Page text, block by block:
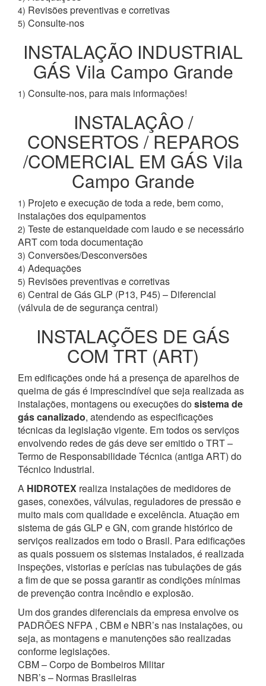
4) Revisões preventivas e corretivas
5) Consulte-nos
INSTALAÇÃO INDUSTRIAL
GÁS Vila Campo Grande
1) Consulte-nos, para mais informações!
INSTALAÇÂO /
CONSERTOS / REPAROS
/COMERCIAL EM GÁS Vila
Campo Grande
1) Projeto e execução de toda a rede, bem como,
instalações dos equipamentos
2) Teste de estanqueidade com laudo e se necessário
ART com toda documentação
3) Conversões/Desconversões
4) Adequações
5) Revisões preventivas e corretivas
6) Central de Gás GLP (P13, P45) – Diferencial
(válvula de de segurança central)
INSTALAÇÕES DE GÁS
COM TRT (ART)
Em edificações onde há a presença de aparelhos de
queima de gás é imprescindível que seja realizada as
instalações, montagens ou execuções dosistema de
gás canalizado, atendendo as especificações
técnicas da legislação vigente. Em todos os serviços
envolvendo redes de gás deve ser emitido o TRT –
Termo de Responsabilidade Técnica (antiga ART) do
Técnico Industrial.
A HIDROTEX realiza instalações de medidores de
gases, conexões, válvulas, reguladores de pressão e
muito mais com qualidade e excelência. Atuação em
sistema de gás GLP e GN, com grande histórico de
serviços realizados em todo o Brasil. Para edificações
as quais possuem os sistemas instalados, é realizada
inspeções, vistorias e perícias nas tubulações de gás
a fim de que se possa garantir as condições mínimas
de prevenção contra incêndio e explosão.
Um dos grandes diferenciais da empresa envolve os
PADRÕES NFPA , CBM e NBR’s nas instalações, ou
seja, as montagens e manutenções são realizadas
conforme legislações.
CBM – Corpo de Bombeiros Militar
NBR’s – Normas Brasileiras